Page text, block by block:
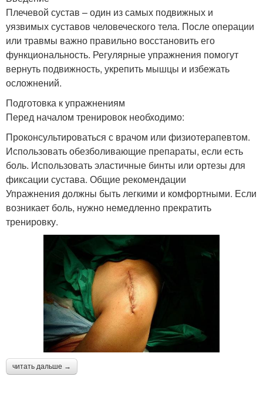
Плечевой сустав – один из самых подвижных и
уязвимых суставов человеческого тела. После операции
или травмы важно правильно восстановить его
функциональность. Регулярные упражнения помогут
вернуть подвижность, укрепить мышцы и избежать
осложнений.
Подготовка к упражнениям
Перед началом тренировок необходимо:
Проконсультироваться с врачом или физиотерапевтом.
Использовать обезболивающие препараты, если есть
боль. Использовать эластичные бинты или ортезы для
фиксации сустава. Общие рекомендации
Упражнения должны быть легкими и комфортными. Если
возникает боль, нужно немедленно прекратить
тренировку.
читать дальше →